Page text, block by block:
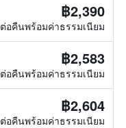
฿2,390
ต่อคืนพร้อมค่าธรรมเนียม
฿2,583
ต่อคืนพร้อมค่าธรรมเนียม
฿2,604
ต่อคืนพร้อมค่าธรรมเนียม